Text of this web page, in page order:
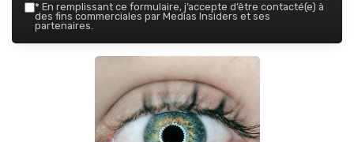
* En remplissant ce formulaire, j’accepte d’être contacté(e) à
des fins commerciales par Medias Insiders et ses
partenaires.